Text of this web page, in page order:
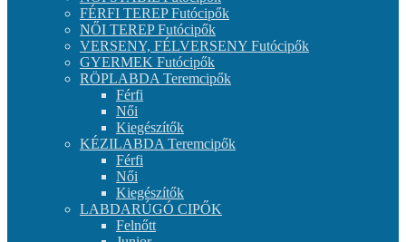
FÉRFI TEREP Futócipők
NŐI TEREP Futócipők
VERSENY, FÉLVERSENY Futócipők
GYERMEK Futócipők
RÖPLABDA Teremcipők
Férfi
Női
Kiegészítők
KÉZILABDA Teremcipők
Férfi
Női
Kiegészítők
LABDARÚGÓ CIPŐK
Felnőtt